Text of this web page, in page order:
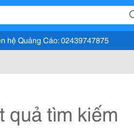
hệ Quảng Cáo: 02439747875
quả tìm kiếm